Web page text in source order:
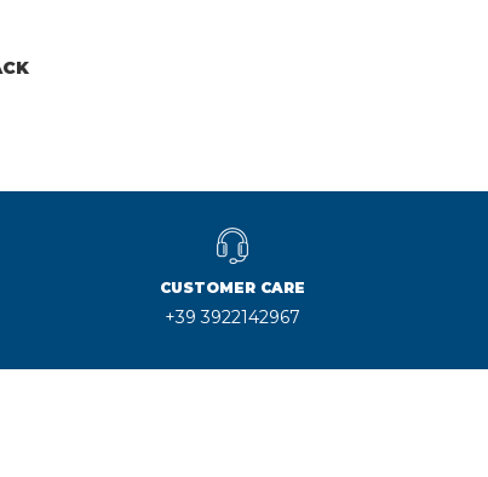
CUSTOMER CARE
+39 3922142967